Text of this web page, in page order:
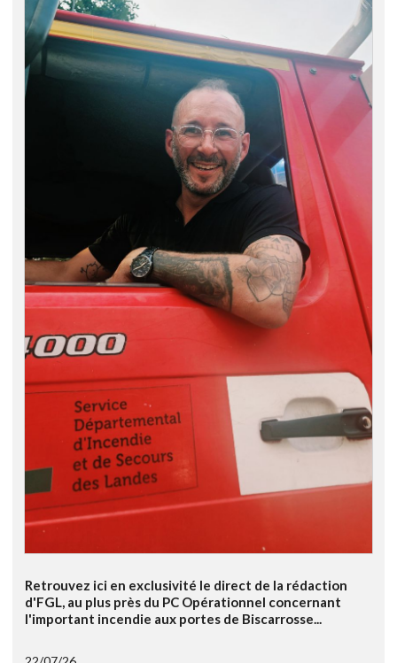
Retrouvez ici en exclusivité le direct de la rédaction
d'FGL, au plus près du PC Opérationnel concernant
l'important incendie aux portes de Biscarrosse...